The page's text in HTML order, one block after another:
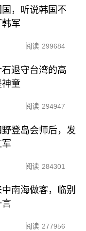
，听说韩国不
军
阅读 299684
退守台湾的高
神童
阅读 294947
登岛会师后，发
阅读 284301
南海做客，临别
言
阅读 277956